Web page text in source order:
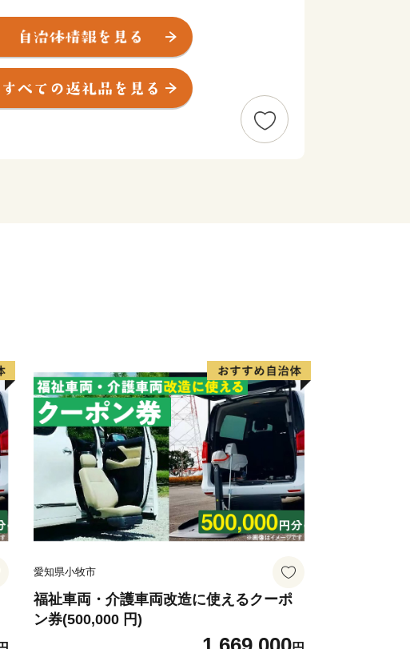
響を受けて多様な水産資源に恵まれており、ア
ザエの一大生産地として有名です。また、カツ
げを誇っており、勝浦沖で漁獲されるキンメダ
め鯛」として千葉ブランド水産物の認定を受け
秋から冬にかけて水揚げされるマカジキは、鮮
身が特徴で、とても脂がのっており、市場では
じその都度贈呈します。回数・金額の上限は
つきお礼品の選択はひとつです。
附金の納付確認後、委託業者（株式会社ロー
へ発注しております。
を早める等の個別対応はいたしかねます。
送となったお礼品については、再度の送付を
係る申告特例申請書」は、SDGsの観点から
奨しております。そのため、圧着はがきにてお
様へ送付いたします。書類での申請をご希望の
愛知県小牧市
福祉車両・介護車両改造に使えるクーポ
ン券(500,000 円)